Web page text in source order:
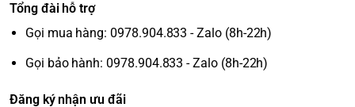
Tổng đài hỗ trợ
Gọi mua hàng: 0978.904.833 - Zalo (8h-22h)
Gọi bảo hành: 0978.904.833 - Zalo (8h-22h)
Đăng ký nhận ưu đãi